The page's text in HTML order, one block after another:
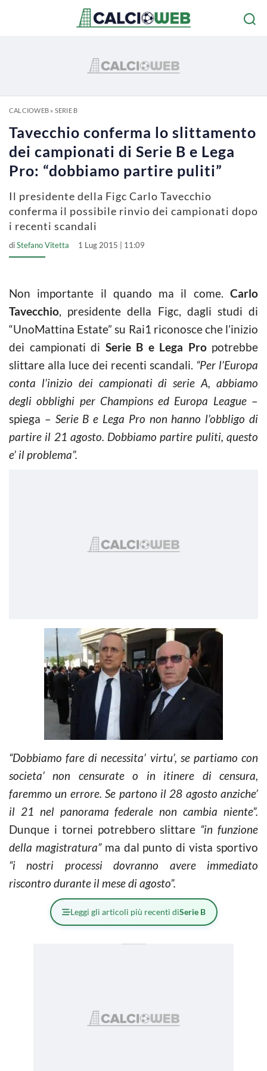
CALCIOWEB» SERIE B
Tavecchio conferma lo slittamento
dei campionati di Serie B e Lega
Pro: “dobbiamo partire puliti”
Il presidente della Figc Carlo Tavecchio
conferma il possibile rinvio dei campionati dopo
i recenti scandali
diStefano Vitetta 1 Lug 2015 | 11:09
Non importante il quando ma il come. Carlo
Tavecchio, presidente della Figc, dagli studi di
“UnoMattina Estate” su Rai1 riconosce che l’inizio
dei campionati di Serie B e Lega Propotrebbe
slittare alla luce dei recenti scandali. “Per l’Europa
conta l’inizio dei campionati di serie A, abbiamo
degli obblighi per Champions ed Europa League–
spiega – Serie B e Lega Pro non hanno l’obbligo di
partire il 21 agosto. Dobbiamo partire puliti, questo
e’ il problema”.
“Dobbiamo fare di necessita’ virtu’, se partiamo con
societa’ non censurate o in itinere di censura,
faremmo un errore. Se partono il 28 agosto anziche’
il 21 nel panorama federale non cambia niente”.
Dunque i tornei potrebbero slittare “in funzione
della magistratura”ma dal punto di vista sportivo
“i nostri processi dovranno avere immediato
riscontro durante il mese di agosto”.
Leggi gli articoli più recenti diSerie B